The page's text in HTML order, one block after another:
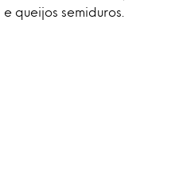
queijos semiduros.